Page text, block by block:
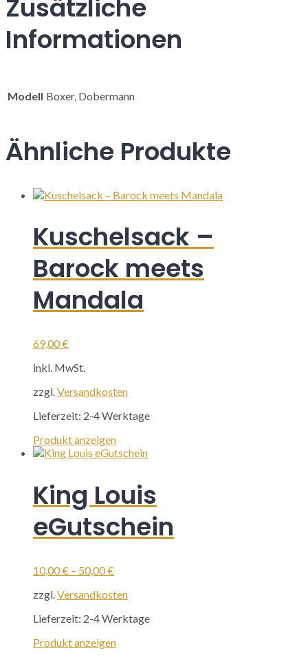
Zusätzliche
Informationen
Modell Boxer, Dobermann
Ähnliche Produkte
Kuschelsack –
Barock meets
Mandala
69,00€
inkl. MwSt.
zzgl.Versandkosten
Lieferzeit: 2-4 Werktage
Produkt anzeigen
King Louis
eGutschein
10,00€ – 50,00€
zzgl.Versandkosten
Lieferzeit: 2-4 Werktage
Produkt anzeigenDieses